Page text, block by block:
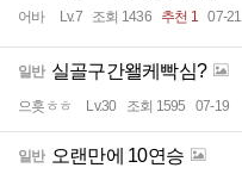
어바 Lv.7 조회 1436 추천 1 07-21
일반 실골구간왤케빡심?
으흣ㅎㅎ Lv.30 조회 1595 07-19
일반 오랜만에 10연승